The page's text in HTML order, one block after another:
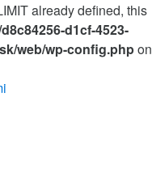
already defined, this
d1cf-4523-
web/wp-config.phpon